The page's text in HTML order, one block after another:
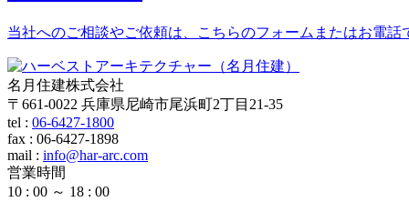
当社へのご相談やご依頼は、こちらのフォームまたはお電話
名月住建株式会社
〒661-0022 兵庫県尼崎市尾浜町2丁目21-35
tel : 06-6427-1800
fax : 06-6427-1898
mail : info@har-arc.com
営業時間
10 : 00 ～ 18 : 00